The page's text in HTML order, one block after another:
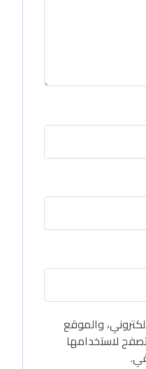
والموقع
لاستخدامها